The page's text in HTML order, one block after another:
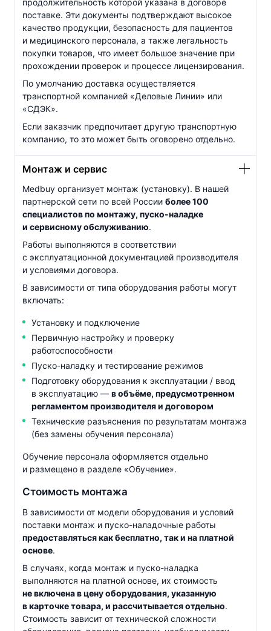
продолжительность которой указана в договоре
поставке. Эти документы подтверждают высокое
качество продукции, безопасность для пациентов
и медицинского персонала, а также легальность
покупки товаров, что имеет большое значение при
прохождении проверок и процессе лицензирования.
По умолчанию доставка осуществляется
транспортной компанией «Деловые Линии» или
«СДЭК».
Если заказчик предпочитает другую транспортную
компанию, то это может быть оговорено отдельно.
Монтаж и сервис
Medbuy организует монтаж (установку). В нашей
партнерской сети по всей России более 100
специалистов по монтажу, пуско-наладке
и сервисному обслуживанию.
Работы выполняются в соответствии
с эксплуатационной документацией производителя
и условиями договора.
В зависимости от типа оборудования работы могут
включать:
Установку и подключение
Первичную настройку и проверку
работоспособности
Пуско-наладку и тестирование режимов
Подготовку оборудования к эксплуатации / ввод
в эксплуатацию — в объёме, предусмотренном
регламентом производителя и договором
Технические разъяснения по результатам монтажа
(без замены обучения персонала)
Обучение персонала оформляется отдельно
и размещено в разделе «Обучение».
Стоимость монтажа
В зависимости от модели оборудования и условий
поставки монтаж и пуско-наладочные работы
предоставляться как бесплатно, так и на платной
основе.
В случаях, когда монтаж и пуско-наладка
выполняются на платной основе, их стоимость
не включена в цену оборудования, указанную
в карточке товара, и рассчитывается отдельно.
Стоимость зависит от технической сложности